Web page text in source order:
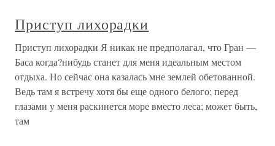
Приступ лихорадки
Приступ лихорадки Я никак не предполагал, что Гран —
Баса когда?нибудь станет для меня идеальным местом
отдыха. Но сейчас она казалась мне землей обетованной.
Ведь там я встречу хотя бы еще одного белого; перед
глазами у меня раскинется море вместо леса; может быть,
там